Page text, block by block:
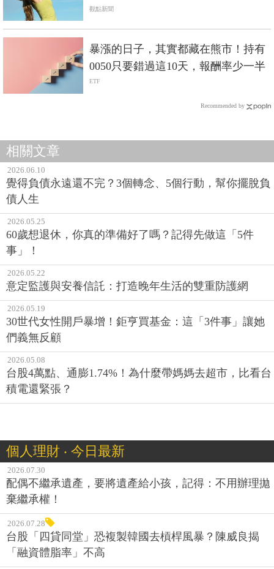
卻不同命的啟示
觀點新聞
暴漲的日子，其實都藏在熊市！持有
0050只要錯過這10天，報酬率少一半
ETF
Recommended by
相關文章
2026.06.10
覺得負債永遠還不完？3個轉念、5個行動，幫你擺脫負
債人生
2026.05.25
60歲想退休，你真的準備好了嗎？記得先做這「5件
事」！
2026.05.22
意定監護與安養信託：打造晚年生活的雙重防護網
2026.05.19
30世代女性開戶暴增！鉅亨買基金：這「3件事」讓她
們義無反顧
2026.05.08
台股4萬點、通膨1.74%！為什麼帶媽媽去超市，比看台
積電還緊張？
個人理財 ‧ 今日最新
2026.07.30
配偶不繼承遺產，要將遺產給小孩，記得：不用辦理拋
棄繼承權！
2026.07.28
台股「四貸同堂」恐複製韓國去槓桿風暴？陳威良揭
「融資體脂率」不高